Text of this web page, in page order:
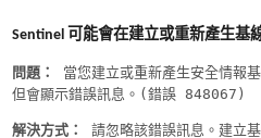
Sentinel 可能會在建立或重新產生基
問題：
當您建立或重新產生安全情報
但會顯示錯誤訊息。 (錯誤 848067)
解決方式： 請忽略該錯誤訊息。建立